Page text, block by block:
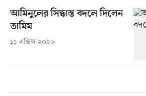
আমিনুলের সিদ্ধান্ত বদলে দিলেন
তামিম
১১ এপ্রিল ২০২৬